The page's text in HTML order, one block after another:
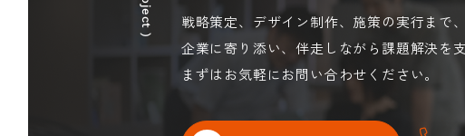
戦略策定、デザイン制作、施策の実行まで、
企業に寄り添い、伴走しながら課題解決を支
まずはお気軽にお問い合わせください。